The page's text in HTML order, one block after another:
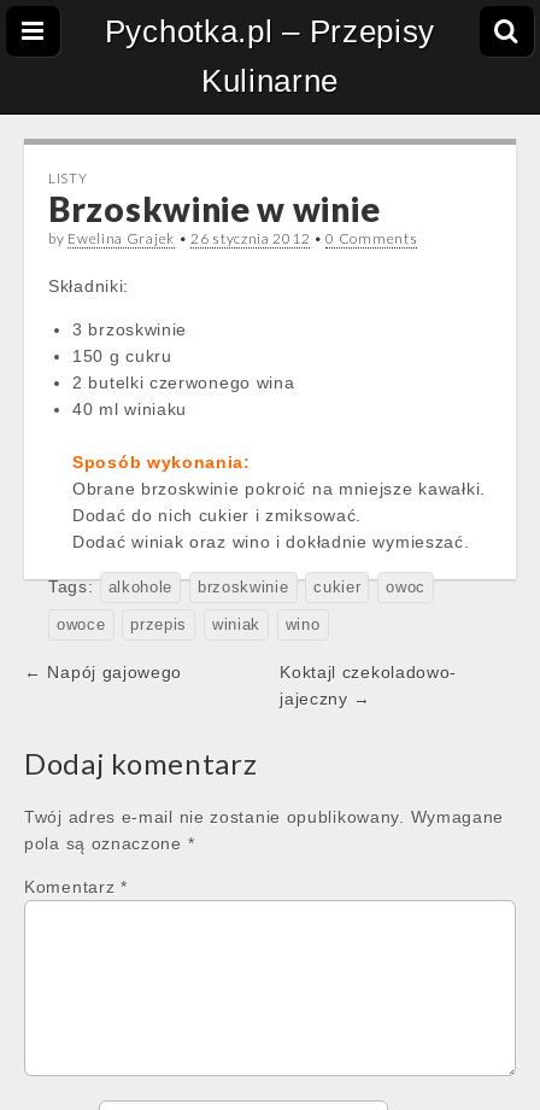
Pychotka.pl – Przepisy
Kulinarne
LISTY
Brzoskwinie w winie
by Ewelina Grajek •26 stycznia 2012 •0 Comments
Składniki:
3 brzoskwinie
150 g cukru
2 butelki czerwonego wina
40 ml winiaku
Sposób wykonania:
Obrane brzoskwinie pokroić na mniejsze kawałki.
Dodać do nich cukier i zmiksować.
Dodać winiak oraz wino i dokładnie wymieszać.
Tags: alkohole brzoskwinie cukier owoc
owoce przepis winiak wino
Post
← Napój gajowego
Koktajl czekoladowo-
jajeczny →
Dodaj komentarz
Twój adres e-mail nie zostanie opublikowany.
Wymagane
pola są oznaczone *
Komentarz *